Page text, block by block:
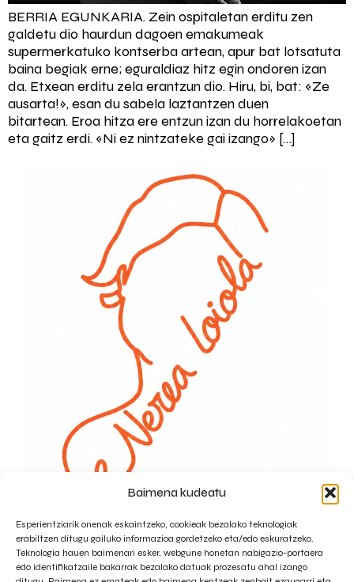
Baimena kudeatu
Esperientziarik onenak eskaintzeko, cookieak bezalako teknologiak
erabiltzen ditugu gailuko informazioa gordetzeko eta/edo eskuratzeko.
Teknologia hauen baimenari esker, webgune honetan nabigazio-portaera
edo identifikatzaile bakarrak bezalako datuak prozesatu ahal izango
BERRIA EGUNKARIA. Zein ospitaletan erditu zen
galdetu dio haurdun dagoen emakumeak
supermerkatuko kontserba artean, apur bat lotsatuta
baina begiak erne; eguraldiaz hitz egin ondoren izan
da. Etxean erditu zela erantzun dio. Hiru, bi, bat: «Ze
ausarta!», esan du sabela laztantzen duen
bitartean. Eroa hitza ere entzun izan du horrelakoetan
eta gaitz erdi. «Ni ez nintzateke gai izango» […]
Webgunearen mapa
Home Biografia
Argitalpenak
Zerbitzuak
Harremanetarako Bloga